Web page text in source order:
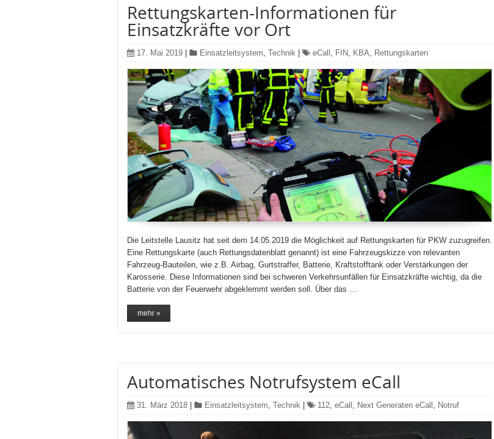
Rettungskarten-Informationen für
Einsatzkräfte vor Ort
17. Mai 2019 Einsatzleitsystem, Technik eCall , FIN, KBA, Rettungskarten
Die Leitstelle Lausitz hat seit dem 14.05.2019 die Möglichkeit auf Rettungskarten für PKW zuzugreifen.
Eine Rettungskarte (auch Rettungsdatenblatt genannt) ist eine Fahrzeugskizze von relevanten
Fahrzeug-Bauteilen, wie z.B. Airbag, Gurtstraffer, Batterie, Kraftstofftank oder Verstärkungen der
Karosserie. Diese Informationen sind bei schweren Verkehrsunfällen für Einsatzkräfte wichtig, da die
Batterie von der Feuerwehr abgeklemmt werden soll. Über das …
mehr »
Automatisches Notrufsystem eCall
31. März 2018 Einsatzleitsystem, Technik 112, eCall , Next Generaten eCall , Notruf